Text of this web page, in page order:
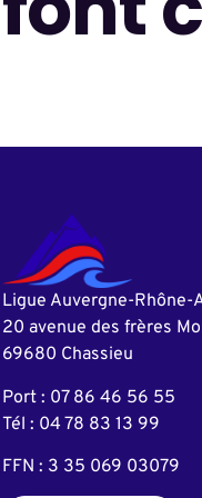
Ligue Auvergne-Rhône-
20 avenue des frères
69680 Chassieu
Port : 07 86 46 56 55
Tél : 04 78 83 13 99
FFN : 3 35 069 03079